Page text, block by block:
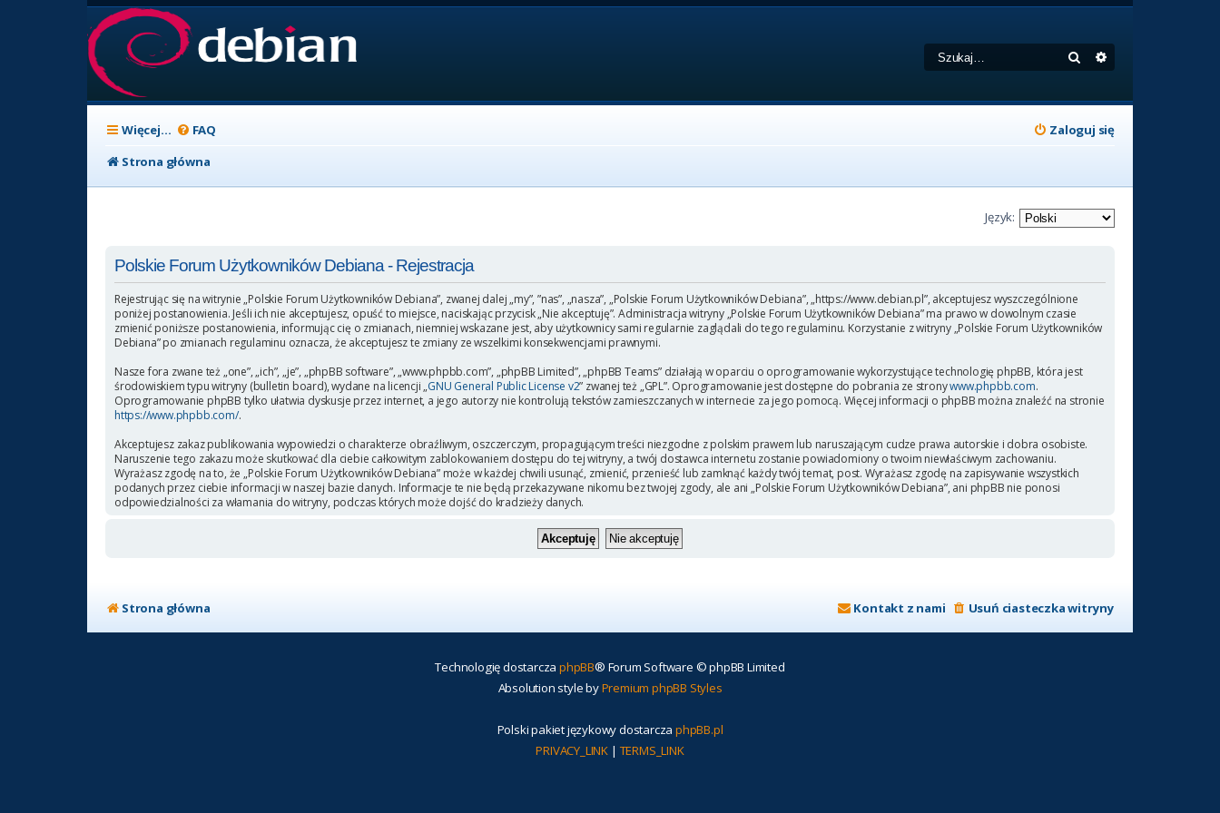
Szukaj
Więcej… FAQ
Zaloguj się
Strona główna
Język:
Polskie Forum Użytkowników Debiana - Rejestracja
Rejestrując się na witrynie „Polskie Forum Użytkowników Debiana”, zwanej dalej „my”, ”nas”, „nasza”, „Polskie Forum Użytkowników Debiana”, „https://www.debian.pl”, akceptujesz wyszczególnione
poniżej postanowienia. Jeśli ich nie akceptujesz, opuść to miejsce, naciskając przycisk „Nie akceptuję”. Administracja witryny „Polskie Forum Użytkowników Debiana” ma prawo w dowolnym czasie
zmienić poniższe postanowienia, informując cię o zmianach, niemniej wskazane jest, aby użytkownicy sami regularnie zaglądali do tego regulaminu. Korzystanie z witryny „Polskie Forum Użytkowników
Debiana” po zmianach regulaminu oznacza, że akceptujesz te zmiany ze wszelkimi konsekwencjami prawnymi.
Nasze fora zwane też „one”, „ich”, „je”, „phpBB software”, „www.phpbb.com”, „phpBB Limited”, „phpBB Teams” działają w oparciu o oprogramowanie wykorzystujące technologię phpBB, która jest
środowiskiem typu witryny (bulletin board), wydane na licencji „GNU General Public License v2” zwanej też „GPL”. Oprogramowanie jest dostępne do pobrania ze stronywww.phpbb.com.
Oprogramowanie phpBB tylko ułatwia dyskusje przez internet, a jego autorzy nie kontrolują tekstów zamieszczanych w internecie za jego pomocą. Więcej informacji o phpBB można znaleźć na stronie
https://www.phpbb.com/.
Akceptujesz zakaz publikowania wypowiedzi o charakterze obraźliwym, oszczerczym, propagującym treści niezgodne z polskim prawem lub naruszającym cudze prawa autorskie i dobra osobiste.
Naruszenie tego zakazu może skutkować dla ciebie całkowitym zablokowaniem dostępu do tej witryny, a twój dostawca internetu zostanie powiadomiony o twoim niewłaściwym zachowaniu.
Wyrażasz zgodę na to, że „Polskie Forum Użytkowników Debiana” może w każdej chwili usunąć, zmienić, przenieść lub zamknąć każdy twój temat, post. Wyrażasz zgodę na zapisywanie wszystkich
podanych przez ciebie informacji w naszej bazie danych. Informacje te nie będą przekazywane nikomu bez twojej zgody, ale ani „Polskie Forum Użytkowników Debiana”, ani phpBB nie ponosi
odpowiedzialności za włamania do witryny, podczas których może dojść do kradzieży danych.
Strona główna Usuń ciasteczka witryny
Kontakt z nami
Technologię dostarcza phpBB® Forum Software © phpBB Limited
Absolution style byPremium phpBB Styles
Polski pakiet językowy dostarcza phpBB.pl
PRIVACY_LINK | TERMS_LINK